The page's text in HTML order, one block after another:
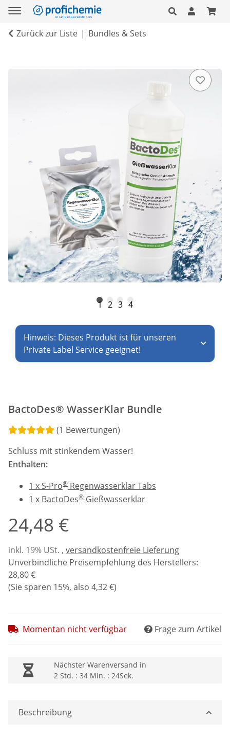
Zurück zur Liste Bundles & Sets
1 2 3 4
Hinweis: Dieses Produkt ist für unseren
Private Label Service geeignet!
BactoDes® WasserKlar Bundle
(1 Bewertungen)
Schluss mit stinkendem Wasser!
Enthalten:
1 x S-Pro® Regenwasserklar Tabs
1 x BactoDes® Gießwasserklar
24,48 €
inkl. 19% USt. , versandkostenfreie Lieferung
Unverbindliche Preisempfehlung des Herstellers:
28,80 €
(Sie sparen 15%, also 4,32 €)
Momentan nicht verfügbar Frage zum Artikel
Nächster Warenversand in
2 Std. : 34 Min. : 23Sek.
Beschreibung